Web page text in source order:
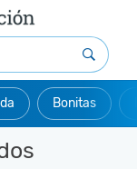
Bonitas